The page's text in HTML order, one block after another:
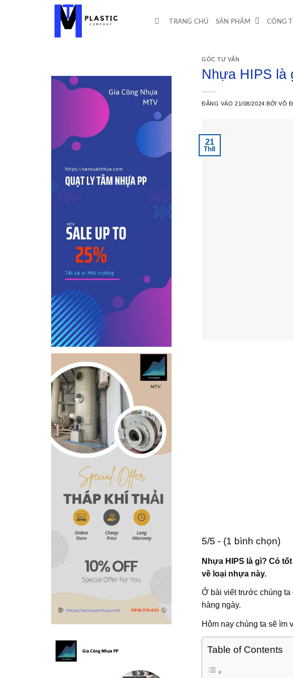
TRANG CHỦ SẢN PHẨM CÔNG
GÓC TƯ VẤN
Nhựa HIPS là
ĐĂNG VÀO21/08/2024 BỞIVÕ
21
Th8
5/5 - (1 bình chọn)
Nhựa HIPS là gì? Có
về loại nhựa này.
Ở bài viết trước chúng ta
hàng ngày.
Hôm nay chúng ta sẽ ìm
Table of Contents